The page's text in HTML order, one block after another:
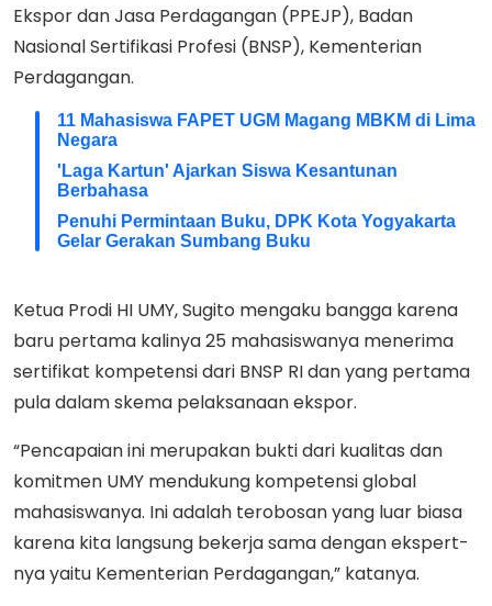
Ekspor dan Jasa Perdagangan (PPEJP), Badan
Nasional Sertifikasi Profesi (BNSP), Kementerian
Perdagangan.
11 Mahasiswa FAPET UGM Magang MBKM di Lima
Negara
'Laga Kartun' Ajarkan Siswa Kesantunan
Berbahasa
Penuhi Permintaan Buku, DPK Kota Yogyakarta
Gelar Gerakan Sumbang Buku
Ketua Prodi HI UMY, Sugito mengaku bangga karena
baru pertama kalinya 25 mahasiswanya menerima
sertifikat kompetensi dari BNSP RI dan yang pertama
pula dalam skema pelaksanaan ekspor.
“Pencapaian ini merupakan bukti dari kualitas dan
komitmen UMY mendukung kompetensi global
mahasiswanya. Ini adalah terobosan yang luar biasa
karena kita langsung bekerja sama dengan ekspert-
nya yaitu Kementerian Perdagangan,” katanya.